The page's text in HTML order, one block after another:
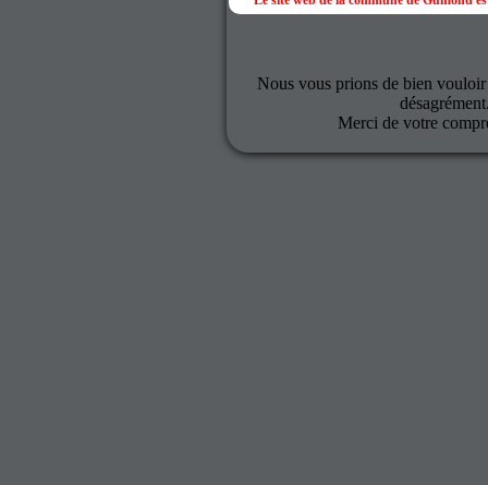
Nous vous prions de bien
Merci de votre